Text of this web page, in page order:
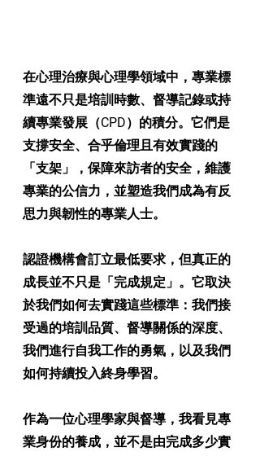
在心理治療與心理學領域中， 專業標
準遠不只是培訓時數、督導記錄或持
續專業發展（CPD）的積分。它們是
支撐安全、合乎倫理且有效實踐的
「支架」，保障來訪者的安全，維護
專業的公信力，並塑造我們成為有反
思力與韌性的專業人士。
認證機構會訂立最低要求，但真正的
成長並不只是「完成規定」。它取決
於我們如何去實踐這些標準：我們接
受過的培訓品質、督導關係的深度、
我們進行自我工作的勇氣，以及我們
如何持續投入終身學習。
作為一位心理學家與督導，我看見專
業身份的養成，並不是由完成多少實